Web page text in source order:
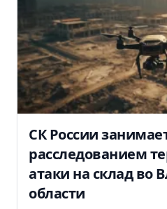
СК России
расследованием
атаки на склад во
области